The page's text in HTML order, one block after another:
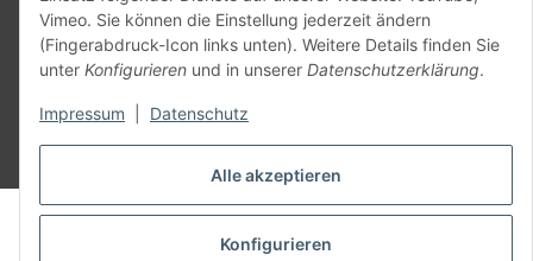
Alle akzeptieren
Konfigurieren
Vimeo. Sie können die Einstellung jederzeit ändern
(Fingerabdruck-Icon links unten). Weitere Details finden Sie
unter Konfigurieren und in unserer Datenschutzerklärung.
Impressum Datenschutz
Vertrag widerrufen
© voltmaster.de
Powered byJTL-Shop